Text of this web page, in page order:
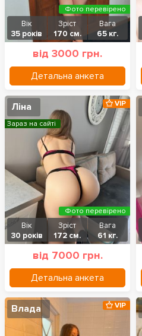
Вік
35 років
Зріст
170 см.
Вага
65 кг.
від 3000 грн.
Детальна анкета
Фото перевірено
Ліна
Вік
30 років
Зріст
172 см.
Вага
61 кг.
від 7000 грн.
Детальна анкета
VIP
Зараз на сайті
Фото перевірено
Влада VIP